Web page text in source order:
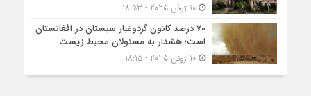
10 ژوئن 2025 - 18:53
۷۰ درصد کانون گردوغبار سیستان در افغانستان
است؛ هشدار به مسئولان محیط زیست
10 ژوئن 2025 - 18:15